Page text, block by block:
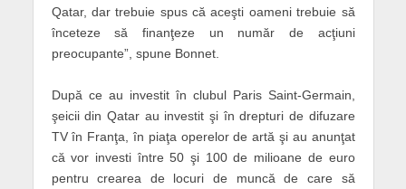
Qatar, dar trebuie spus că aceşti oameni trebuie să
înceteze să finanţeze un număr de acţiuni
preocupante”, spune Bonnet.
După ce au investit în clubul Paris Saint-Germain,
şeicii din Qatar au investit şi în drepturi de difuzare
TV în Franţa, în piaţa operelor de artă şi au anunţat
că vor investi între 50 şi 100 de milioane de euro
pentru crearea de locuri de muncă de care să